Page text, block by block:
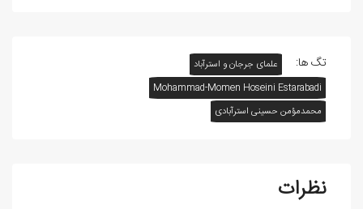
تگ ها:
علمای جرجان و استرآباد
Mohammad-Momen Hoseini Estarabadi
محمدمؤمن حسینی استرآبادی
نظرات